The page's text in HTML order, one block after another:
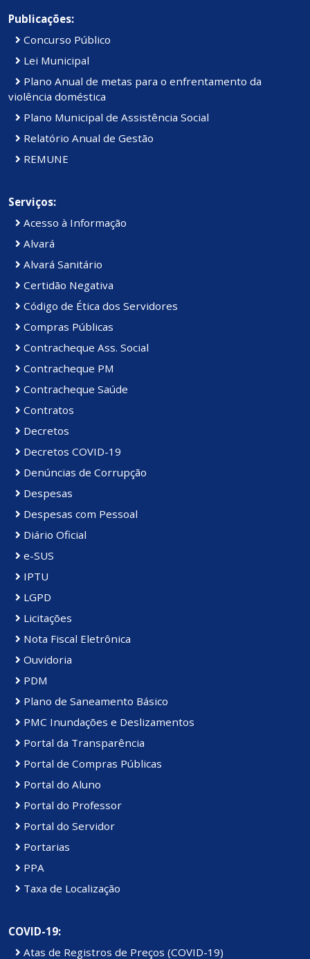
Publicações:
Concurso Público
Lei Municipal
Plano Anual de metas para o enfrentamento da
violência doméstica
Plano Municipal de Assistência Social
Relatório Anual de Gestão
REMUNE
Serviços:
Acesso à Informação
Alvará
Alvará Sanitário
Certidão Negativa
Código de Ética dos Servidores
Compras Públicas
Contracheque Ass. Social
Contracheque PM
Contracheque Saúde
Contratos
Decretos
Decretos COVID-19
Denúncias de Corrupção
Despesas
Despesas com Pessoal
Diário Oficial
e-SUS
IPTU
LGPD
Licitações
Nota Fiscal Eletrônica
Ouvidoria
PDM
Plano de Saneamento Básico
PMC Inundações e Deslizamentos
Portal da Transparência
Portal de Compras Públicas
Portal do Aluno
Portal do Professor
Portal do Servidor
Portarias
PPA
Taxa de Localização
COVID-19:
Atas de Registros de Preços (COVID-19)